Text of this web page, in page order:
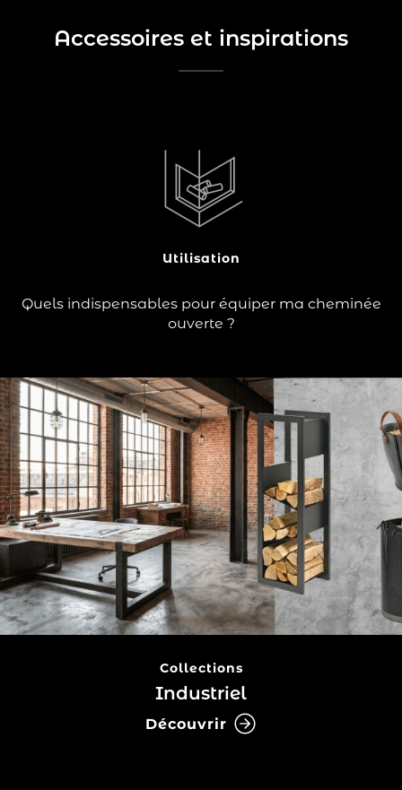
Accessoires et inspirations
Utilisation
Quels indispensables pour équiper ma cheminée
ouverte ?
Rien de tel que le confort d'un feu qui crépite dans une
cheminée pour se sentir bien chez soi !
Collections
Industriel
Découvrir